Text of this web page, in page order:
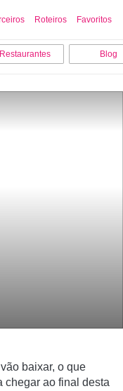
Roteiros Favoritos
Restaurantes Blog
baixar, o que
chegar ao final desta